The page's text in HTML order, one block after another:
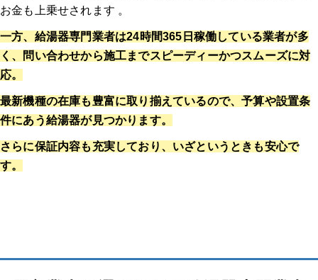
お金も上乗せされます 。
一方、給湯器専門業者は24時間365日稼働している業者が多
く、問い合わせから施工までスピーディーかつスムーズに対
応。
最新機種の在庫も豊富に取り揃えているので、予算や設置条
件にあう給湯器が見つかります。
さらに保証内容も充実しており、いざというときも安心で
す。